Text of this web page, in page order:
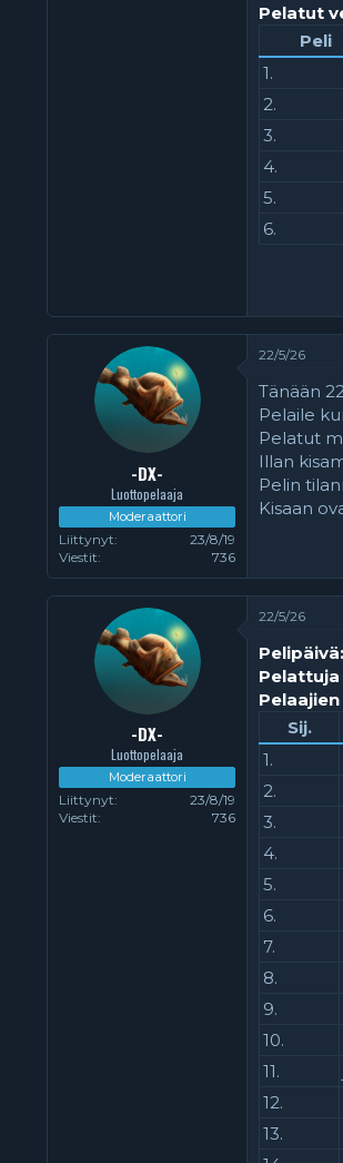
Pelatut
Peli
1.
2.
3.
4.
5.
6.
-DX-
Luottopelaaja
Moderaattori
Liittynyt
23/8/19
Viestit
736
22/5/26
Tänään
Pelaile
Pelatut
Illan
Pelin
Kisaan
-DX-
Luottopelaaja
Moderaattori
Liittynyt
23/8/19
Viestit
736
22/5/26
Sij.
1.
2.
3.
4.
5.
6.
7.
8.
9.
10.
11.
12.
13.